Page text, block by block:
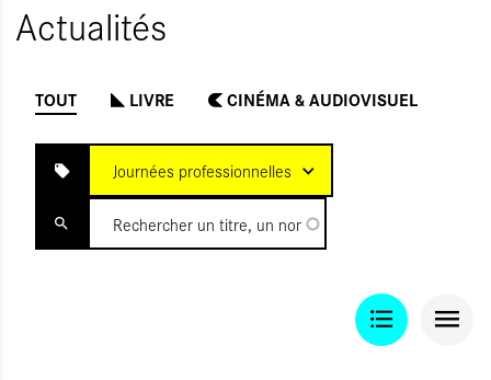
Actualités
TOUT LIVRE CINÉMA & AUDIOVISUEL
Journées professionnelles